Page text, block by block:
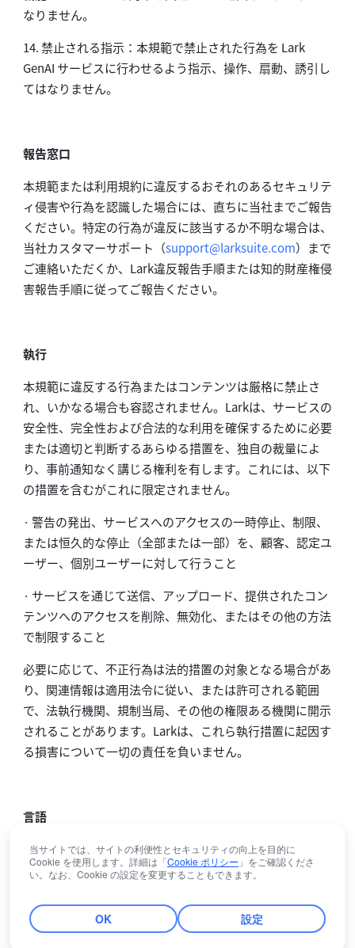
なりません。
14. 禁止される指示：本規範で禁止された行為を Lark
GenAI サービスに行わせるよう指示、操作、扇動、誘引し
てはなりません。
報告窓口
本規範または利用規約に違反するおそれのあるセキュリテ
ィ侵害や行為を認識した場合には、直ちに当社までご報告
ください。特定の行為が違反に該当するか不明な場合は、
当社カスタマーサポート（support@larksuite.com）まで
ご連絡いただくか、Lark違反報告手順または知的財産権侵
害報告手順に従ってご報告ください。
執行
本規範に違反する行為またはコンテンツは厳格に禁止さ
れ、いかなる場合も容認されません。Larkは、サービスの
安全性、完全性および合法的な利用を確保するために必要
または適切と判断するあらゆる措置を、独自の裁量によ
り、事前通知なく講じる権利を有します。これには、以下
の措置を含むがこれに限定されません。
· 警告の発出、サービスへのアクセスの一時停止、制限、
または恒久的な停止（全部または一部）を、顧客、認定ユ
ーザー、個別ユーザーに対して行うこと
· サービスを通じて送信、アップロード、提供されたコン
テンツへのアクセスを削除、無効化、またはその他の方法
で制限すること
必要に応じて、不正行為は法的措置の対象となる場合があ
り、関連情報は適用法令に従い、または許可される範囲
で、法執行機関、規制当局、その他の権限ある機関に開示
されることがあります。Larkは、これら執行措置に起因す
る損害について一切の責任を負いません。
言語
利用規約および本規範は複数言語で提供される場合があり
ます。各言語版の間に矛盾または相違が生じた場合には、
す。
当サイトでは、サイトの利便性とセキュリティの向上を目的に
Cookie を使用します。詳細は「Cookie ポリシー 」をご確認くださ
い。なお、Cookie の設定を変更することもできます。
OK 設定